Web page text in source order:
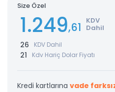
Size Özel
1.249,61 KDV
Dahil
26 KDV Dahil
21 Kdv Hariç Dolar Fiyatı
Kredi kartlarına vade